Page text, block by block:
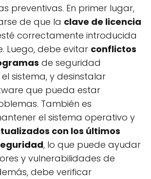
preventivas. En primer lugar,
de que la clave de licencia
correctamente introducida
Luego, debe evitar conflictos
de seguridad
sistema, y desinstalar
que pueda estar
También es
el sistema operativo y
con los últimos
, lo que puede ayudar
y vulnerabilidades de
debe verificar